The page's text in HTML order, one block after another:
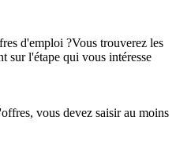
d'emploi ?Vous trouverez les
sur l'étape qui vous intéresse
vous devez saisir au moins